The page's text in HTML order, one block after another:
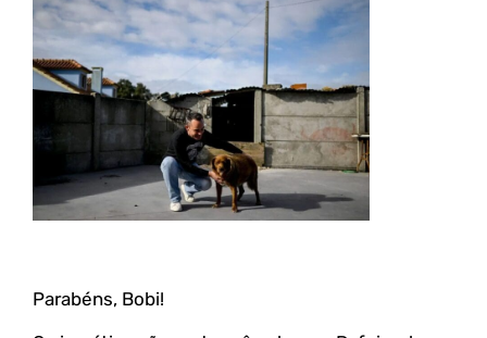
Parabéns, Bobi!